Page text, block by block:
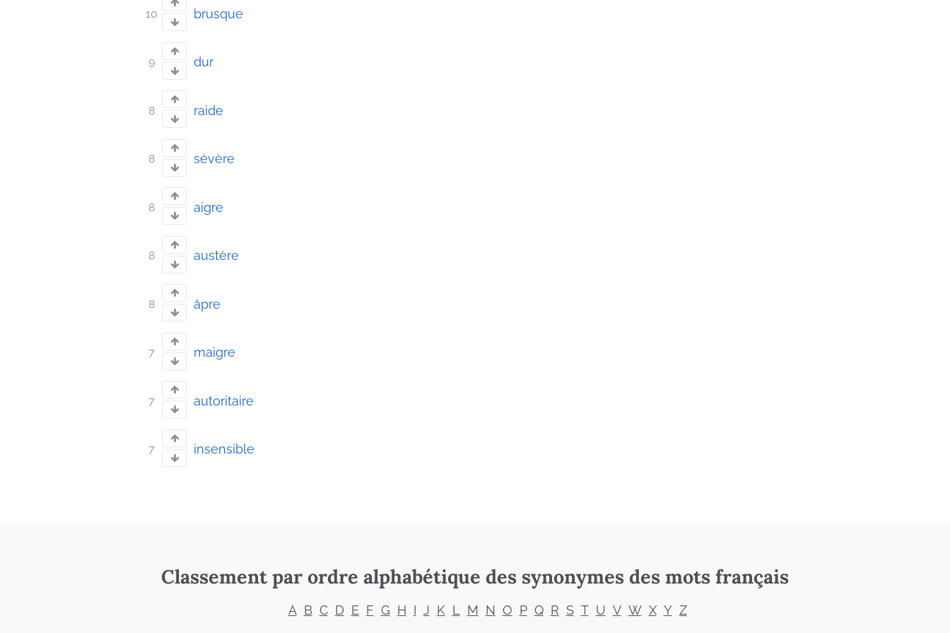
10 brusque
9 dur
8 raide
8 sévère
8 aigre
8 austère
8 âpre
7 maigre
7 autoritaire
7 insensible
Classement par ordre alphabétique des synonymes des mots français
A B C D E F G H I J K L M N O P Q R S T U V W X Y Z